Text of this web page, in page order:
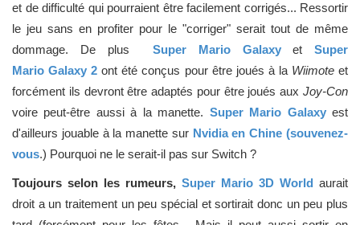
et de difficulté qui pourraient être facilement corrigés... Ressortir
le jeu sans en profiter pour le "corriger" serait tout de même
dommage. De plus Super Mario Galaxy et
Super
Mario Galaxy 2 ont été conçus pour être joués à la Wiimoteet
forcément ils devront être adaptés pour être joués aux Joy-Con
voire peut-être aussi à la manette. Super Mario Galaxy est
d'ailleurs jouable à la manette surNvidia en Chine (souvenez-
vous.) Pourquoi ne le serait-il pas sur Switch ?
Toujours selon les rumeurs, Super Mario 3D World aurait
droit a un traitement un peu spécial et sortirait donc un peu plus